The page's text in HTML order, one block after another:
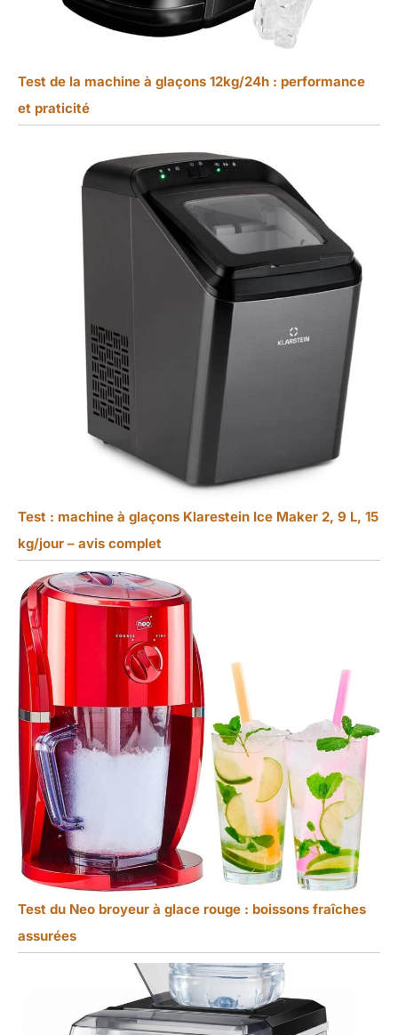
Test de la machine à glaçons 12kg/24h : performance
et praticité
Test : machine à glaçons Klarestein Ice Maker 2, 9 L, 15
kg/jour – avis complet
Test du Neo broyeur à glace rouge : boissons fraîches
assurées